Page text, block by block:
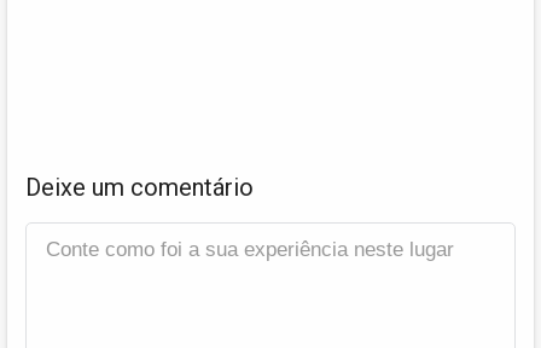
Deixe um comentário